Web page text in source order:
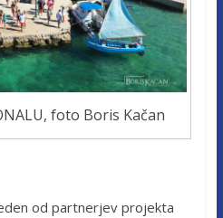
foto Boris Kačan
od partnerjev projekta